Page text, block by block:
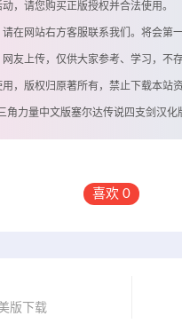
，请您购买正版授权并合法使用。
在网站右方客服联系我们。将会第一
友上传，仅供大家参考、学习，不
，版权归原著所有，禁止下载本站
角力量中文版塞尔达传说四支剑汉化
喜欢0
版下载